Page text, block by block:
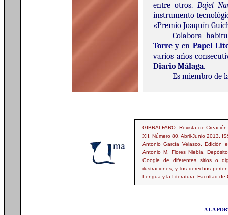
entre otros. Bajel
instrumento
«Premio Joaquín
Colabora
Torre y en Papel
varios años
Diario Málaga.
Es miembro de
GIBRALFARO. Revista de
XII. Número 80. Abril-Junio 2013.
Antonio García Velasco. Edición
Antonio M. Flores Niebla.
Google de diferentes sitios o
ilustraciones, y los derechos
Lengua y la Literatura. Facultad de
A LA